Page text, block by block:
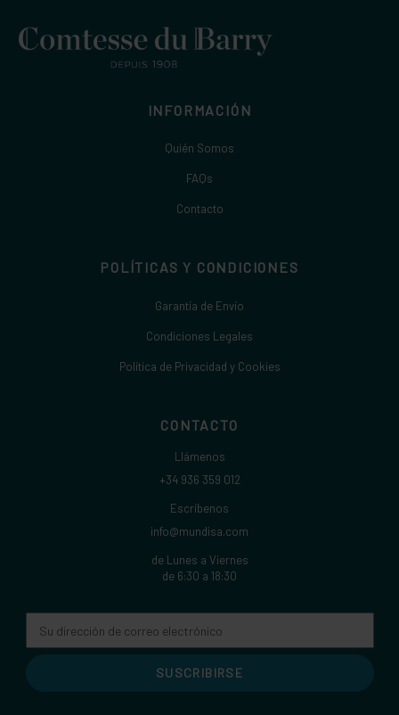
INFORMACIÓN
Quién Somos
FAQs
Contacto
POLÍTICAS Y CONDICIONES
Garantía de Envío
Condiciones Legales
Política de Privacidad y Cookies
CONTACTO
Llámenos
+34 936 359 012
Escríbenos
info@mundisa.com
de Lunes a Viernes
de 6:30 a 18:30